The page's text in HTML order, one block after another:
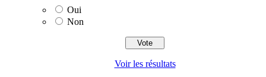
Oui
Non
Voir les résultats